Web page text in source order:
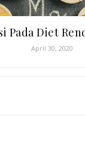
Pada Diet
April 30, 2020